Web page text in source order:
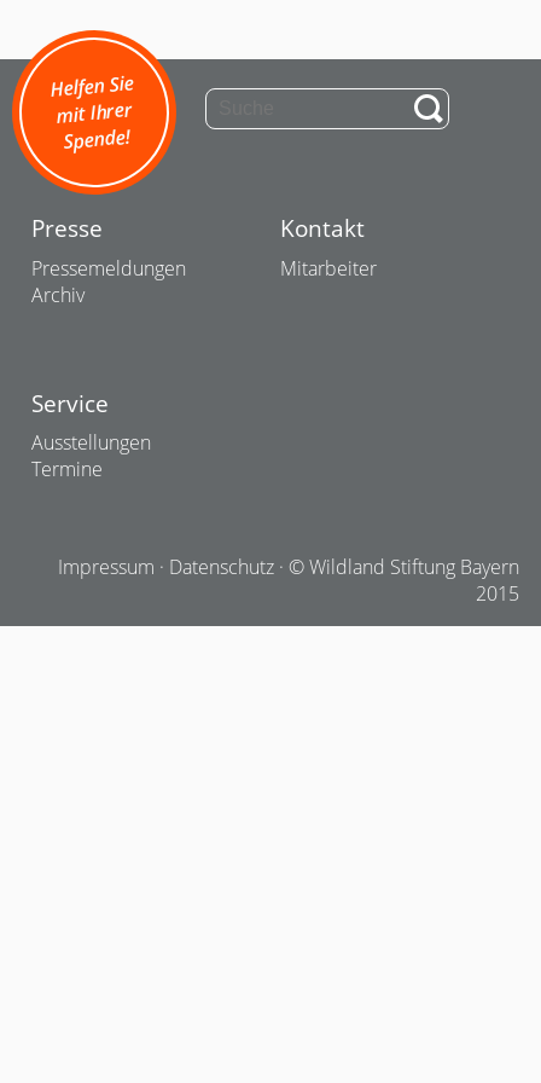
Helfen Sie
mit Ihrer
Spende!
Presse
Pressemeldungen
Archiv
Kontakt
Mitarbeiter
Service
Ausstellungen
Termine
Impressum · Datenschutz · © Wildland Stiftung Bayern
2015